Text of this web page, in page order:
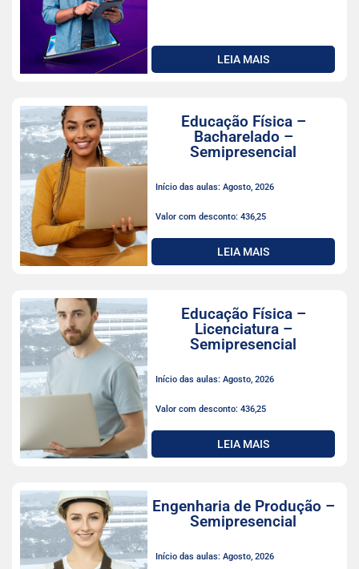
LEIA MAIS
Educação Física –
Bacharelado –
Semipresencial
Início das aulas: Agosto, 2026
Valor com desconto: 436,25
LEIA MAIS
Educação Física –
Licenciatura –
Semipresencial
Início das aulas: Agosto, 2026
Valor com desconto: 436,25
LEIA MAIS
Engenharia de Produção –
Semipresencial
Início das aulas: Agosto, 2026